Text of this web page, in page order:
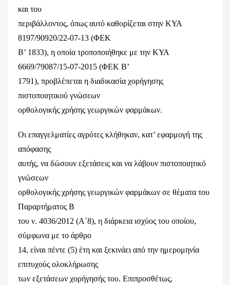
και του
περιβάλλοντος, όπως αυτό καθορίζεται στην ΚΥΑ
8197/90920/22-07-13 (ΦΕΚ
Β’ 1833), η οποία τροποποιήθηκε με την ΚΥΑ
6669/79087/15-07-2015 (ΦΕΚ Β’
1791), προβλέπεται η διαδικασία χορήγησης
πιστοποιητικού γνώσεων
ορθολογικής χρήσης γεωργικών φαρμάκων.
Οι επαγγελματίες αγρότες κλήθηκαν, κατ’ εφαρμογή της
απόφασης
αυτής, να δώσουν εξετάσεις και να λάβουν πιστοποιητικό
γνώσεων
ορθολογικής χρήσης γεωργικών φαρμάκων σε θέματα του
Παραρτήματος Β
του ν. 4036/2012 (Α΄8), η διάρκεια ισχύος του οποίου,
σύμφωνα με το άρθρο
14, είναι πέντε (5) έτη και ξεκινάει από την ημερομηνία
επιτυχούς ολοκλήρωσης
των εξετάσεων χορήγησής του. Επιπροσθέτως,